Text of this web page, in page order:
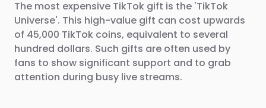
The most expensive TikTok gift is the 'TikTok
Universe'. This high-value gift can cost upwards
of 45,000 TikTok coins, equivalent to several
hundred dollars. Such gifts are often used by
fans to show significant support and to grab
attention during busy live streams.